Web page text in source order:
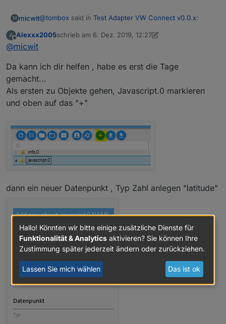
M micwit@tombox said in Test Adapter VW Connect v0.0.x:
kannmir das einer erklären, bzw sagen wie und wo ich
die in VIS eintrage?
Danke
A
Offline
Alexxx2005schrieb am 6. Dez. 2019, 12:27
zuletzt editiert von Alexxx200512. Juni 2019, 13:48
@micwit
Da kann ich dir helfen , habe es erst die Tage
gemacht...
Als ersten zu Objekte gehen, Javascript.0 markieren
und oben auf das "+"
dann ein neuer Datenpunkt , Typ Zahl anlegen "latitude"
Hallo! Könnten wir bitte einige zusätzliche Dienste für
Funktionalität & Analytics aktivieren? Sie können Ihre
Zustimmung später jederzeit ändern oder zurückziehen.
Lassen Sie mich wählen Das ist ok